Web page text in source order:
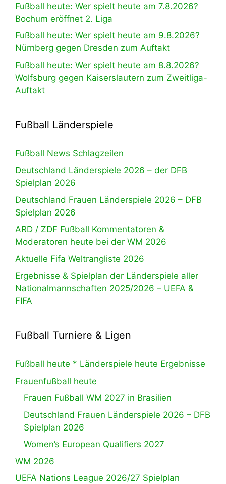
Fußball heute: Wer spielt heute am 7.8.2026?
Bochum eröffnet 2. Liga
Fußball heute: Wer spielt heute am 9.8.2026?
Nürnberg gegen Dresden zum Auftakt
Fußball heute: Wer spielt heute am 8.8.2026?
Wolfsburg gegen Kaiserslautern zum Zweitliga-
Auftakt
Fußball Länderspiele
Fußball News Schlagzeilen
Deutschland Länderspiele 2026 – der DFB
Spielplan 2026
Deutschland Frauen Länderspiele 2026 – DFB
Spielplan 2026
ARD / ZDF Fußball Kommentatoren &
Moderatoren heute bei der WM 2026
Aktuelle Fifa Weltrangliste 2026
Ergebnisse & Spielplan der Länderspiele aller
Nationalmannschaften 2025/2026 – UEFA &
FIFA
Fußball Turniere & Ligen
Fußball heute * Länderspiele heute Ergebnisse
Frauenfußball heute
Frauen Fußball WM 2027 in Brasilien
Deutschland Frauen Länderspiele 2026 – DFB
Spielplan 2026
Women’s European Qualifiers 2027
WM 2026
UEFA Nations League 2026/27 Spielplan